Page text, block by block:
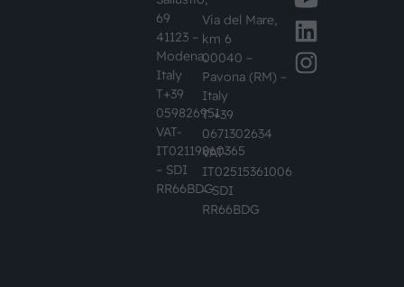
69
41123 –
Modena,
Italy
T+39
059826951
VAT-
IT02119860365
– SDI
RR66BDG
Via del Mare,
km 6
00040 –
Pavona (RM) –
Italy
T +39
0671302634
VAT-
IT02515361006
– SDI
RR66BDG